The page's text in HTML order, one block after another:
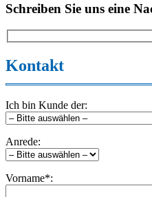
Schreiben Sie uns eine
Kontakt
Ich bin Kunde der:
Anrede:
Vorname*: